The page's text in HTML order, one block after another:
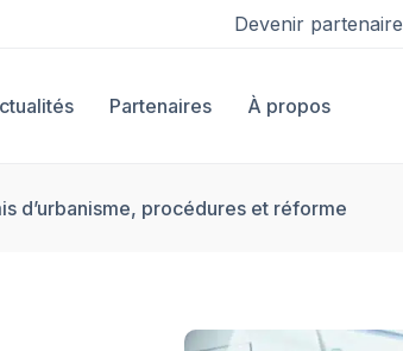
Devenir partenaire
Partenaires À propos
d’urbanisme, procédures et réforme